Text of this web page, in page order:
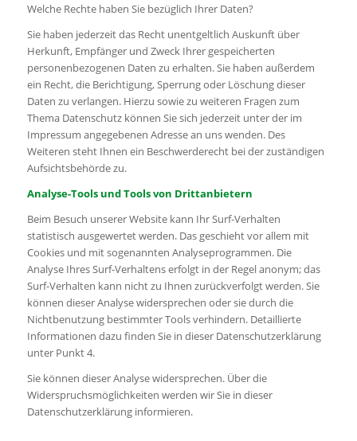
Welche Rechte haben Sie bezüglich Ihrer Daten?
Sie haben jederzeit das Recht unentgeltlich Auskunft über
Herkunft, Empfänger und Zweck Ihrer gespeicherten
personenbezogenen Daten zu erhalten. Sie haben außerdem
ein Recht, die Berichtigung, Sperrung oder Löschung dieser
Daten zu verlangen. Hierzu sowie zu weiteren Fragen zum
Thema Datenschutz können Sie sich jederzeit unter der im
Impressum angegebenen Adresse an uns wenden. Des
Weiteren steht Ihnen ein Beschwerderecht bei der zuständigen
Aufsichtsbehörde zu.
Analyse-Tools und Tools von Drittanbietern
Beim Besuch unserer Website kann Ihr Surf-Verhalten
statistisch ausgewertet werden. Das geschieht vor allem mit
Cookies und mit sogenannten Analyseprogrammen. Die
Analyse Ihres Surf-Verhaltens erfolgt in der Regel anonym; das
Surf-Verhalten kann nicht zu Ihnen zurückverfolgt werden. Sie
können dieser Analyse widersprechen oder sie durch die
Nichtbenutzung bestimmter Tools verhindern. Detaillierte
Informationen dazu finden Sie in dieser Datenschutzerklärung
unter Punkt 4.
Sie können dieser Analyse widersprechen. Über die
Widerspruchsmöglichkeiten werden wir Sie in dieser
Datenschutzerklärung informieren.